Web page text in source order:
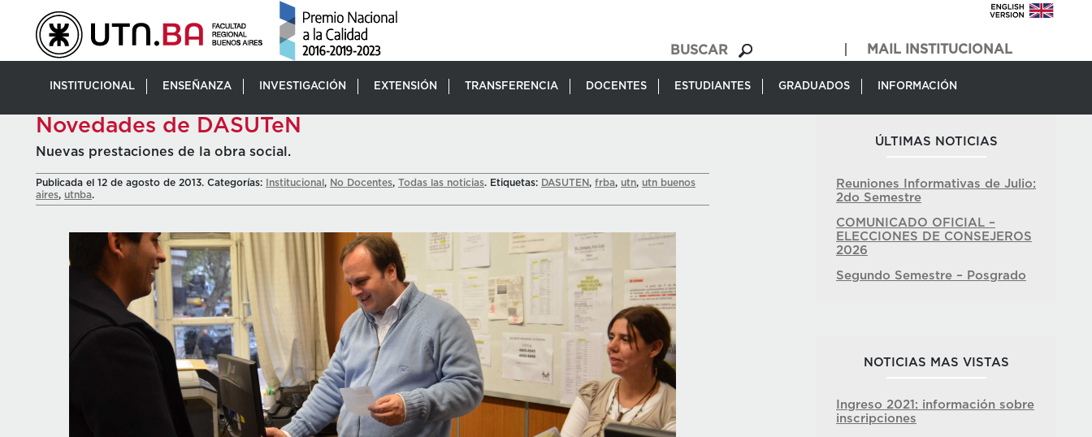
MAIL INSTITUCIONAL
INSTITUCIONAL ENSEÑANZA INVESTIGACIÓN EXTENSIÓN TRANSFERENCIA DOCENTES ESTUDIANTES GRADUADOS INFORMACIÓN
Novedades de DASUTeN
Nuevas prestaciones de la obra social.
Publicada el 12 de agosto de 2013. Categorías: Institucional , No Docentes, Todas las noticias. Etiquetas: DASUTEN, frba, utn, utn buenos
aires, utnba.
ÚLTIMAS NOTICIAS
Reuniones Informativas de Julio:
2do Semestre
COMUNICADO OFICIAL –
ELECCIONES DE CONSEJEROS
2026
Segundo Semestre – Posgrado
NOTICIAS MAS VISTAS
Ingreso 2021: información sobre
inscripciones